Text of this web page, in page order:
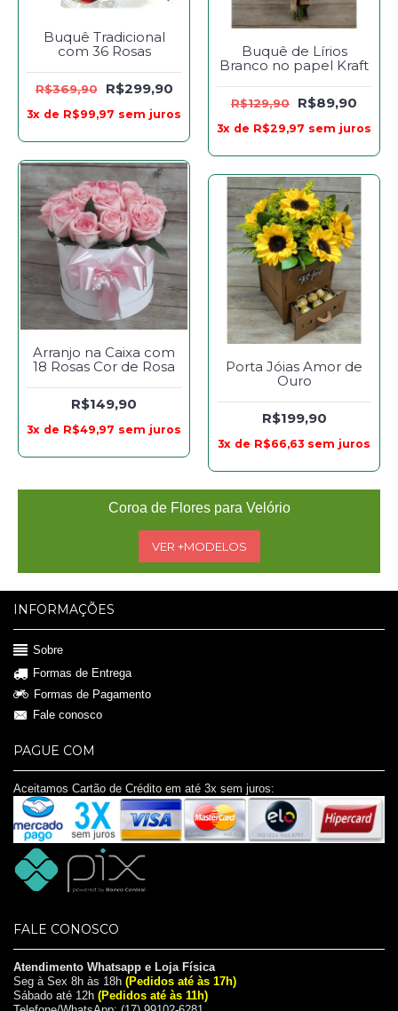
Buquê Tradicional
com 36 Rosas
R$369,90 R$299,90
3x de R$99,97 sem juros
Buquê de Lírios
Branco no papel Kraft
R$129,90 R$89,90
3x de R$29,97 sem juros
Arranjo na Caixa com
18 Rosas Cor de Rosa
R$149,90
3x de R$49,97 sem juros
Porta Jóias Amor de
Ouro
R$199,90
3x de R$66,63 sem juros
Coroa de Flores para Velório
VER +MODELOS
INFORMAÇÕES
Sobre
Formas de Entrega
Formas de Pagamento
Fale conosco
PAGUE COM
Aceitamos Cartão de Crédito em até 3x sem juros:
FALE CONOSCO
Atendimento Whatsapp e Loja Física
Seg à Sex 8h às 18h (Pedidos até às 17h)
Sábado até 12h (Pedidos até às 11h)